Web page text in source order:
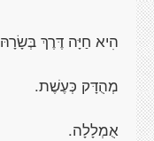
הִיא חַיָּה דֶּרֶךְ בְּשָׂרָהּ
מְהֻדָּק כְּעֶשֶׁת.
אֻמְלָלָה.